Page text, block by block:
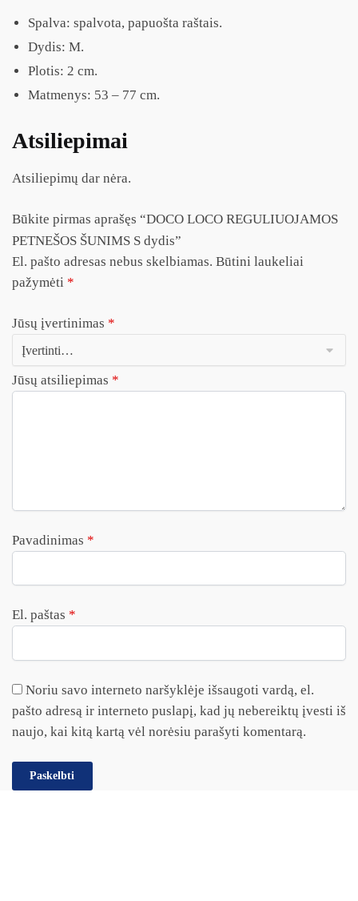
Spalva: spalvota, papuošta raštais.
Dydis: M.
Plotis: 2 cm.
Matmenys: 53 – 77 cm.
Atsiliepimai
Atsiliepimų dar nėra.
Būkite pirmas aprašęs “DOCO LOCO REGULIUOJAMOS
PETNEŠOS ŠUNIMS S dydis”
El. pašto adresas nebus skelbiamas. Būtini laukeliai
pažymėti *
Jūsų įvertinimas *
Jūsų atsiliepimas *
Pavadinimas *
El. paštas *
Noriu savo interneto naršyklėje išsaugoti vardą, el.
pašto adresą ir interneto puslapį, kad jų nebereiktų įvesti iš
naujo, kai kitą kartą vėl norėsiu parašyti komentarą.